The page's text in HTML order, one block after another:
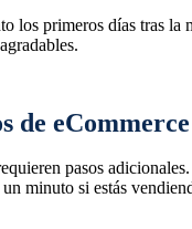
los primeros días tras la
de eCommerce
pasos
minuto si estás